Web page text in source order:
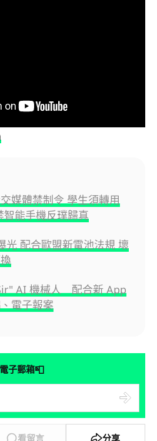
媒體禁制令 學生須轉用
能手機反璞歸真
光 配合歐盟新電池法規 壞
AI 機械人 配合新 App
電子報案
子郵箱📮
看留言 分享